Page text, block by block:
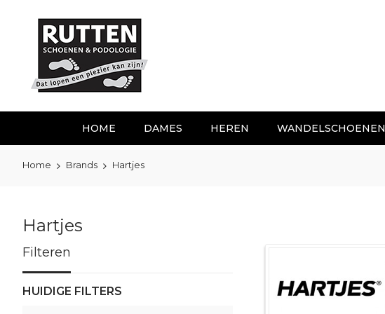
inhoud
HOME DAMES HEREN WANDELSCHOENEN
Home Brands Hartjes
Hartjes
Filteren
HUIDIGE FILTERS